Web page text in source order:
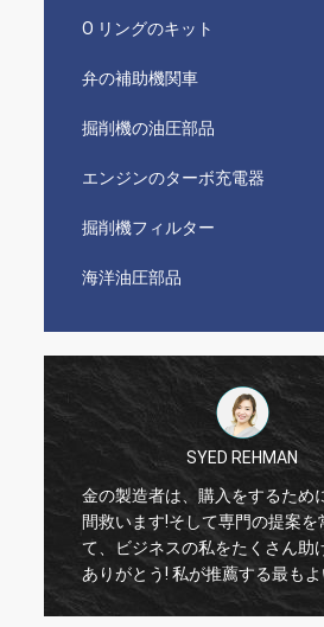
O リングのキット
弁の補助機関車
掘削機の油圧部品
エンジンのターボ充電器
掘削機フィルター
海洋油圧部品
SYED REHMAN
金の製造者は、購入をするため
間救います!そして専門の提案を
て、ビジネスの私をたくさん助
ありがとう! 私が推薦する最もよい順序で
すべて、良質の商品、速い船積